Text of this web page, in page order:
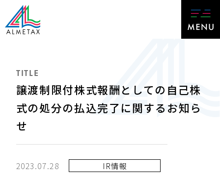
TITLE
譲渡制限付株式報酬としての自己株
式の処分の払込完了に関するお知ら
せ
2023.07.28 IR情報